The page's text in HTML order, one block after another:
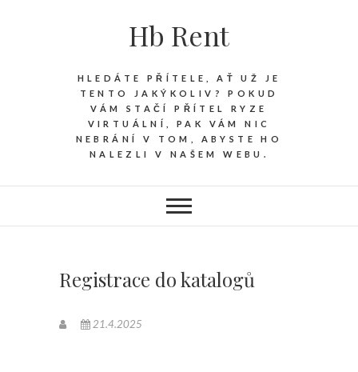
Hb Rent
HLEDÁTE PŘÍTELE, AŤ UŽ JE
TENTO JAKÝKOLIV? POKUD
VÁM STAČÍ PŘÍTEL RYZE
VIRTUÁLNÍ, PAK VÁM NIC
NEBRÁNÍ V TOM, ABYSTE HO
NALEZLI V NAŠEM WEBU.
Registrace do katalogů
21.4.2025